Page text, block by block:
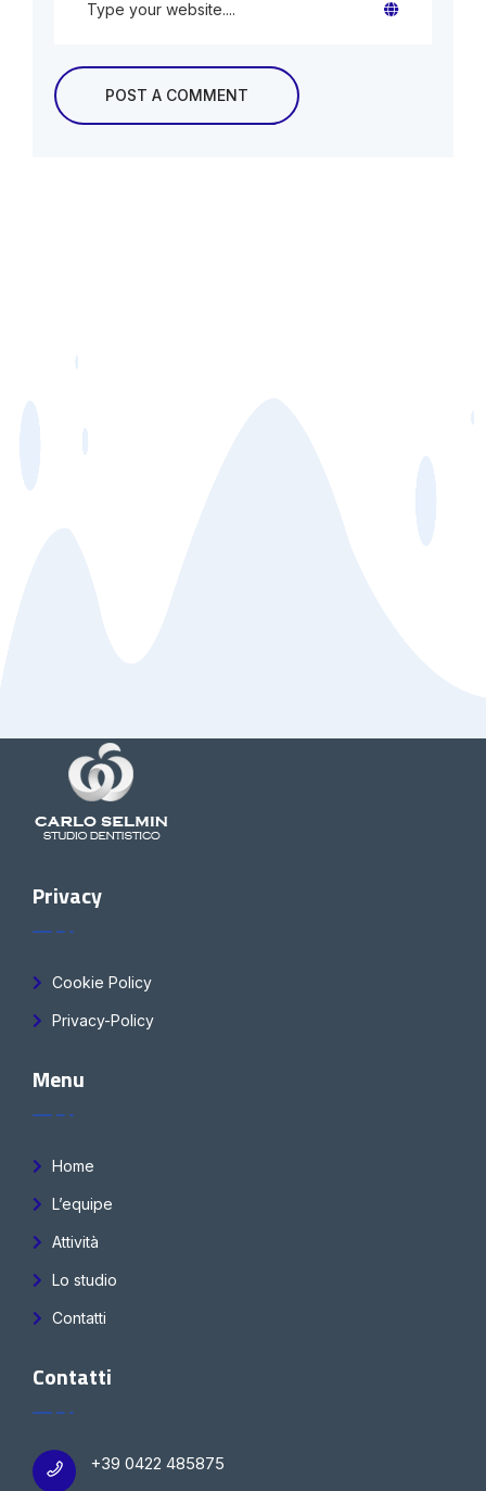
Privacy
Cookie Policy
Privacy-Policy
Menu
Home
L’equipe
Attività
Lo studio
Contatti
Contatti
+39 0422 485875